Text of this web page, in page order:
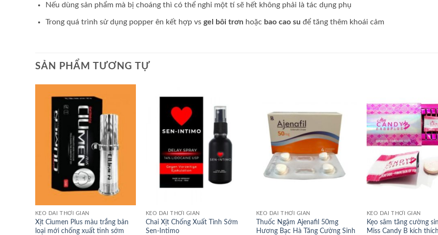
Nếu dùng sản phẩm mà bị choáng thì có thể nghỉ một tí sẽ hết không phải là tác dụng phụ
Trong quá trình sử dụng popper ên kết hợp vs gel bôi trơn hoặc bao cao su để tăng thêm khoái cảm
SẢN PHẨM TƯƠNG TỰ
KÉO DÀI THỜI GIAN
Xịt Ciumen Plus màu trắng bản
loại mới chống xuất tinh sớm
KÉO DÀI THỜI GIAN
Chai Xịt Chống Xuất Tinh Sớm
Sen-Intimo
KÉO DÀI THỜI GIAN
Thuốc Ngậm Ajenafil 50mg
Hương Bạc Hà Tăng Cường Sinh
KÉO DÀI THỜI GIAN
Kẹo sâm tăng cường
Miss Candy B kích